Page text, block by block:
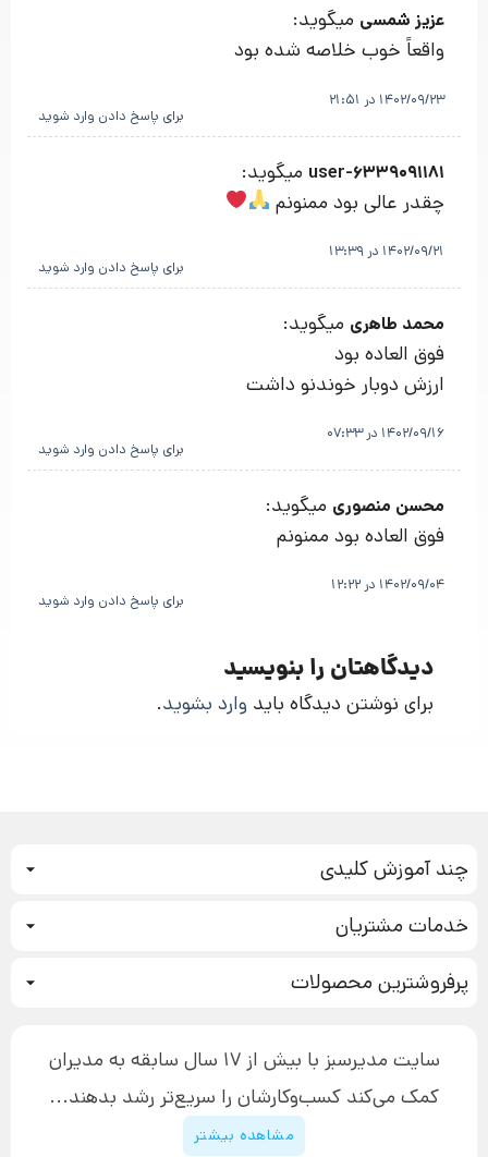
عزیز شمسی میگوید:
واقعاً خوب خلاصه شده بود
1402/09/23 در 21:51
برای پاسخ دادن وارد شوید
user-6339091181 میگوید:
چقدر عالی بود ممنونم
1402/09/21 در 13:39
برای پاسخ دادن وارد شوید
محمد طاهری میگوید:
فوق العاده بود
ارزش دوبار خوندنو داشت
1402/09/16 در 07:33
برای پاسخ دادن وارد شوید
محسن منصوری میگوید:
فوق العاده بود ممنونم
1402/09/04 در 12:22
برای پاسخ دادن وارد شوید
دیدگاهتان را بنویسید
برای نوشتن دیدگاه باید وارد بشوید.
چند آموزش کلیدی
بازاریابی عصبی
تبلیغ نویسی
افزایش عملکرد
چگونه کتاب بنویسیم
دوره اینستاگرام
خدمات مشتریان
آموزش دسترسی به دانلود فایل‌ها
پیگیری سفارش
پشتیبانی
قوانین و مقررات سایت
پرفروشترین محصولاتدوره جدید سیستم سازی
سایت مدیرسبز با بیش از 17 سال سابقه به مدیران
کمک می‌کند کسب‌و‌کارشان را سریع‌تر رشد بدهند...
مشاهده بیشتر